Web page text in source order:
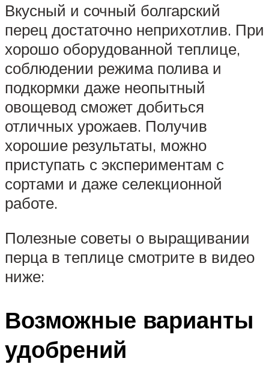
Вкусный и сочный болгарский
перец достаточно неприхотлив. При
хорошо оборудованной теплице,
соблюдении режима полива и
подкормки даже неопытный
овощевод сможет добиться
отличных урожаев. Получив
хорошие результаты, можно
приступать с экспериментам с
сортами и даже селекционной
работе.
Полезные советы о выращивании
перца в теплице смотрите в видео
ниже:
Возможные варианты
удобрений